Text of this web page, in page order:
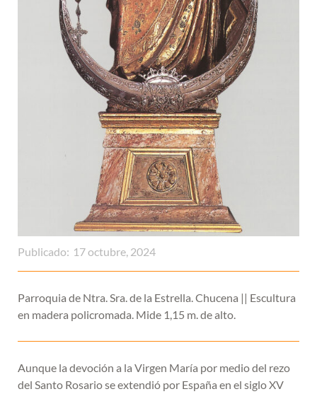
Publicado: 17 octubre, 2024
Parroquia de Ntra. Sra. de la Estrella. Chucena || Escultura
en madera policromada. Mide 1,15 m. de alto.
Aunque la devoción a la Virgen María por medio del rezo
del Santo Rosario se extendió por España en el siglo XV